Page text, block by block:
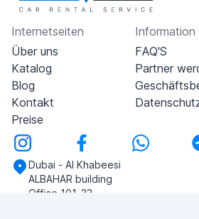
Internetseiten
Über uns
Katalog
Blog
Kontakt
Preise
Information
FAQ'S
Partner
Dubai - Al Khabeesi
ALBAHAR building
Office 101-33